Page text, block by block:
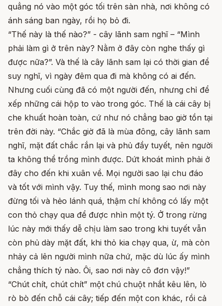
quẳng nó vào một góc tối trên sàn nhà, nơi không có
ánh sáng ban ngày, rồi họ bỏ đi.
“Thế này là thế nào?” - cây lãnh sam nghĩ – “Mình
phải làm gì ở trên này? Nằm ở đây còn nghe thấy gì
được nữa?”. Và thế là cây lãnh sam lại có thời gian để
suy nghĩ, vì ngày đêm qua đi mà không có ai đến.
Nhưng cuối cùng đã có một người đến, nhưng chỉ để
xếp những cái hộp to vào trong góc. Thế là cái cây bị
che khuất hoàn toàn, cứ như nó chẳng bao giờ tồn tại
trên đời này. “Chắc giờ đã là mùa đông, cây lãnh sam
nghĩ, mặt đất chắc rắn lại và phủ đầy tuyết, nên người
ta không thể trồng mình được. Dứt khoát mình phải ở
đây cho đến khi xuân về. Mọi người sao lại chu đáo
và tốt với mình vậy. Tuy thế, mình mong sao nơi này
đừng tối và hẻo lánh quá, thậm chí không có lấy một
con thỏ chạy qua để được nhìn một tý. Ở trong rừng
lúc này mới thấy dễ chịu làm sao trong khi tuyết vẫn
còn phủ dày mặt đất, khi thỏ kia chạy qua, ừ, mà còn
nhảy cả lên người mình nữa chứ, mặc dù lúc ấy mình
chẳng thích tý nào. Ôi, sao nơi này cô đơn vậy!”
“Chút chít, chút chít” một chú chuột nhắt kêu lên, lò
rò bò đến chỗ cái cây; tiếp đến một con khác, rồi cả